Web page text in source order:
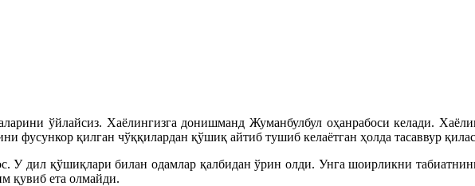
ўйлайсиз. Хаёлингизга донишманд Жуманбулбул оҳанрабоси келади.
қилган чўққилардан қўшиқ айтиб тушиб келаётган ҳолда тасаввур
дил қўшиқлари билан одамлар қалбидан ўрин олди. Унга шоирликни
қувиб ета олмайди.